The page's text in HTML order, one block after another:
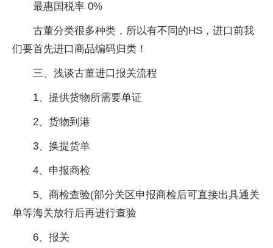
最惠国税率 0%
古董分类很多种类，所以有不同的HS，进口前我
们要首先进口商品编码归类！
三、浅谈古董进口报关流程
1、提供货物所需要单证
2、货物到港
3、换提货单
4、申报商检
5、商检查验(部分关区申报商检后可直接出具通关
单等海关放行后再进行查验
6、报关